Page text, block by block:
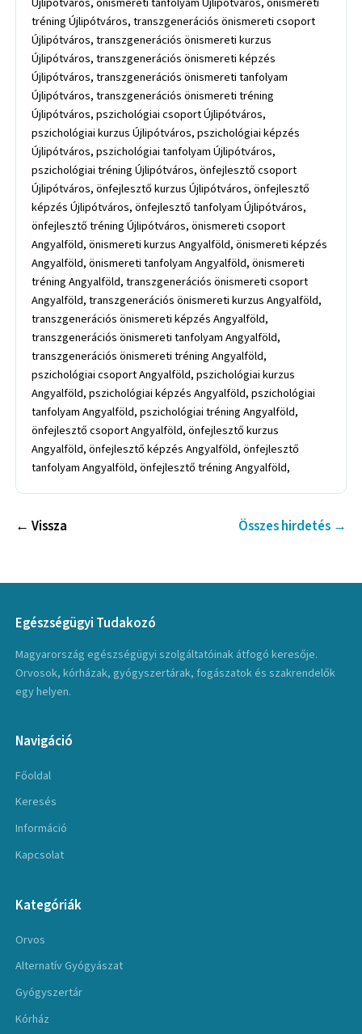
tréning Újlipótváros, transzgenerációs önismereti csoport
Újlipótváros, transzgenerációs önismereti kurzus
Újlipótváros, transzgenerációs önismereti képzés
Újlipótváros, transzgenerációs önismereti tanfolyam
Újlipótváros, transzgenerációs önismereti tréning
Újlipótváros, pszichológiai csoport Újlipótváros,
pszichológiai kurzus Újlipótváros, pszichológiai képzés
Újlipótváros, pszichológiai tanfolyam Újlipótváros,
pszichológiai tréning Újlipótváros, önfejlesztő csoport
Újlipótváros, önfejlesztő kurzus Újlipótváros, önfejlesztő
képzés Újlipótváros, önfejlesztő tanfolyam Újlipótváros,
önfejlesztő tréning Újlipótváros, önismereti csoport
Angyalföld, önismereti kurzus Angyalföld, önismereti képzés
Angyalföld, önismereti tanfolyam Angyalföld, önismereti
tréning Angyalföld, transzgenerációs önismereti csoport
Angyalföld, transzgenerációs önismereti kurzus Angyalföld,
transzgenerációs önismereti képzés Angyalföld,
transzgenerációs önismereti tanfolyam Angyalföld,
transzgenerációs önismereti tréning Angyalföld,
pszichológiai csoport Angyalföld, pszichológiai kurzus
Angyalföld, pszichológiai képzés Angyalföld, pszichológiai
tanfolyam Angyalföld, pszichológiai tréning Angyalföld,
önfejlesztő csoport Angyalföld, önfejlesztő kurzus
Angyalföld, önfejlesztő képzés Angyalföld, önfejlesztő
tanfolyam Angyalföld, önfejlesztő tréning Angyalföld,
← Vissza Összes hirdetés →
Egészségügyi Tudakozó
Magyarország egészségügyi szolgáltatóinak átfogó keresője.
Orvosok, kórházak, gyógyszertárak, fogászatok és szakrendelők
egy helyen.
Navigáció
Főoldal
Keresés
Információ
Kapcsolat
Kategóriák
Orvos
Alternatív Gyógyászat
Gyógyszertár
Kórház